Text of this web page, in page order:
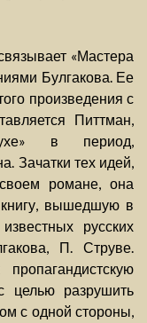
«Мастера
Булгакова. Ее
произведения с
Питтман,
в период,
Зачатки тех идей,
романе, она
книгу, вышедшую в
русских
П. Струве.
целью разрушить
с одной стороны,